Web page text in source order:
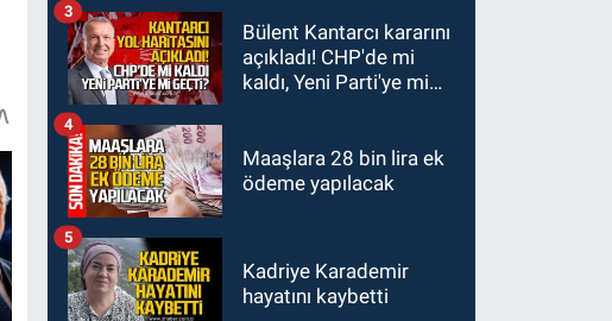
Tedavi altındalar
GÜNDEM
18:44Zonguldak'ta
araç yayaya çarptı: Ağır
altına alındı
Bülent Kantarcı kararını
açıkladı! CHP'de mi
kaldı, Yeni Parti'ye mi
3
Maaşlara 28 bin lira ek
ödeme yapılacak
4
Kadriye Karademir
hayatını kaybetti
5